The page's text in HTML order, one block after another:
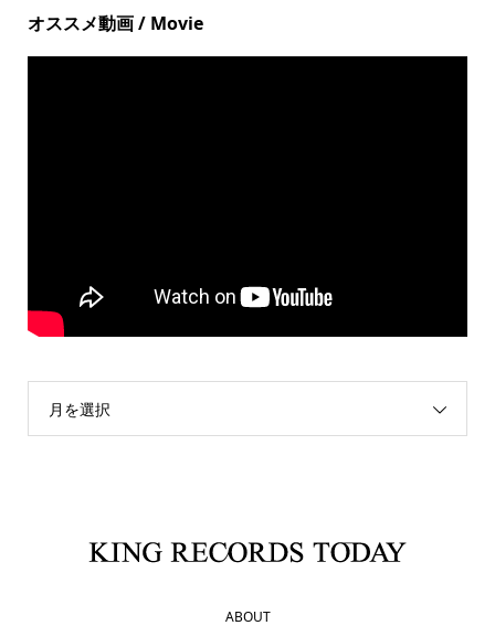
オススメ動画 / Movie
月を選択
ABOUT